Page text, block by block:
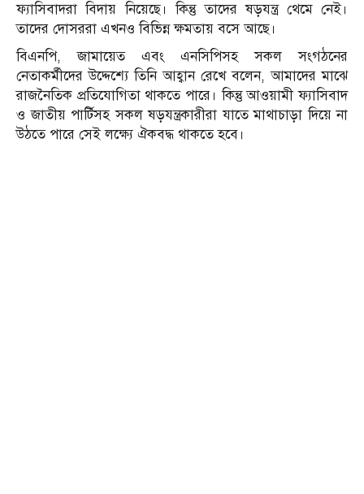
ফ্যাসিবাদরা বিদায় নিয়েছে। কিন্তু তাদের ষড়যন্ত্র থেমে নেই।
তাদের দোসররা এখনও বিভিন্ন ক্ষমতায় বসে আছে।
বিএনপি, জামায়েত এবং এনসিপিসহ সকল সংগঠনের
নেতাকর্মীদের উদ্দেশ্যে তিনি আহ্বান রেখে বলেন, আমাদের মাঝে
রাজনৈতিক প্রতিযোগিতা থাকতে পারে। কিন্তু আওয়ামী ফ্যাসিবাদ
ও জাতীয় পার্টিসহ সকল ষড়যন্ত্রকারীরা যাতে মাথাচাড়া দিয়ে না
উঠতে পারে সেই লক্ষ্যে ঐকবদ্ধ থাকতে হবে।